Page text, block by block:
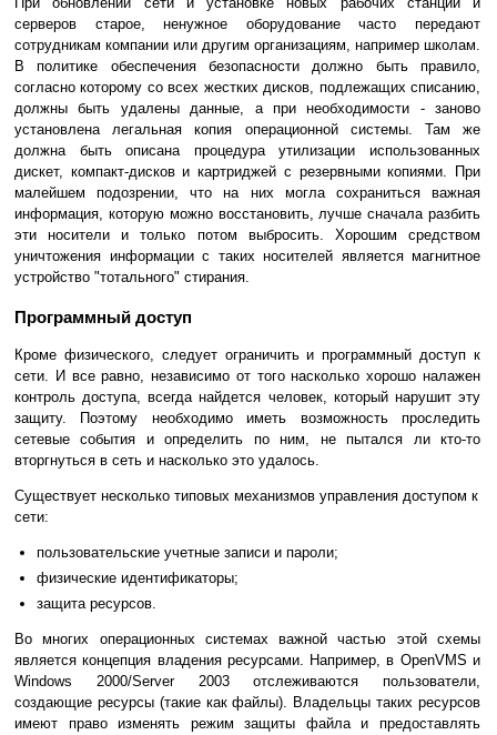
серверов старое, ненужное оборудование часто передают
сотрудникам компании или другим организациям, например школам.
В политике обеспечения безопасности должно быть правило,
согласно которому со всех жестких дисков, подлежащих списанию,
должны быть удалены данные, а при необходимости - заново
установлена легальная копия операционной системы. Там же
должна быть описана процедура утилизации использованных
дискет, компакт-дисков и картриджей с резервными копиями. При
малейшем подозрении, что на них могла сохраниться важная
информация, которую можно восстановить, лучше сначала разбить
эти носители и только потом выбросить. Хорошим средством
уничтожения информации с таких носителей является магнитное
устройство "тотального" стирания.
Программный доступ
Кроме физического, следует ограничить и программный доступ к
сети. И все равно, независимо от того насколько хорошо налажен
контроль доступа, всегда найдется человек, который нарушит эту
защиту. Поэтому необходимо иметь возможность проследить
сетевые события и определить по ним, не пытался ли кто-то
вторгнуться в сеть и насколько это удалось.
Существует несколько типовых механизмов управления доступом к
сети:
пользовательские учетные записи и пароли;
физические идентификаторы;
защита ресурсов.
Во многих операционных системах важной частью этой схемы
является концепция владения ресурсами. Например, в OpenVMS и
Windows 2000/Server 2003 отслеживаются пользователи,
создающие ресурсы (такие как файлы). Владельцы таких ресурсов
имеют право изменять режим защиты файла и предоставлять